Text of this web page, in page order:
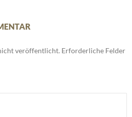
veröffentlicht. Erforderliche Felder